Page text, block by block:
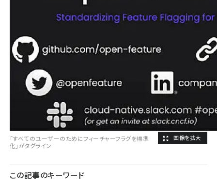
「すべてのユーザーのためにフィーチャーフラグを標準
化」がタグライン
この記事のキーワード